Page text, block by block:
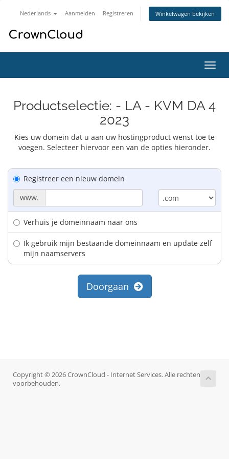
Nederlands Aanmelden Registreren Winkelwagen bekijken
in-/
Productselectie: - LA - KVM DA 4
2023
Kies uw domein dat u aan uw hostingproduct wenst toe te
voegen. Selecteer hiervoor een van de opties hieronder.
Registreer een nieuw domein
www.
Verhuis je domeinnaam naar ons
Ik gebruik mijn bestaande domeinnaam en update zelf
mijn naamservers
Doorgaan
Copyright © 2026 CrownCloud - Internet Services. Alle rechten
voorbehouden.